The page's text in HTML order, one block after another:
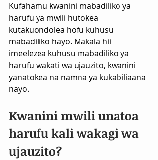
Kufahamu kwanini mabadiliko ya
harufu ya mwili hutokea
kutakuondolea hofu kuhusu
mabadiliko hayo. Makala hii
imeelezea kuhusu mabadiliko ya
harufu wakati wa ujauzito, kwanini
yanatokea na namna ya kukabiliaana
nayo.
Kwanini mwili unatoa
harufu kali wakagi wa
ujauzito?